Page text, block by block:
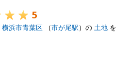
閉じる
5
横浜市青葉区 （市が尾駅）の 土地 を